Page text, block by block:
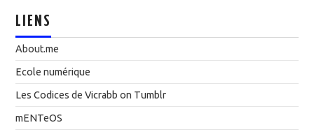
LIENS
About.me
Ecole numérique
Les Codices de Vicrabb on Tumblr
mENTeOS